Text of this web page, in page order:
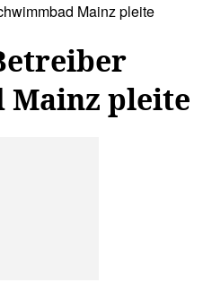
Mainz pleite
Mainz pleite